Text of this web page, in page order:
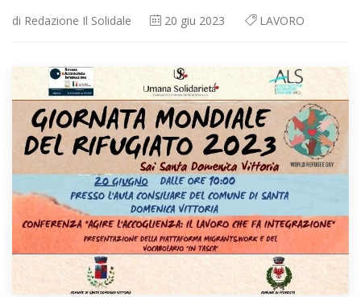
di Redazione Il Solidale 20 giu 2023 LAVORO